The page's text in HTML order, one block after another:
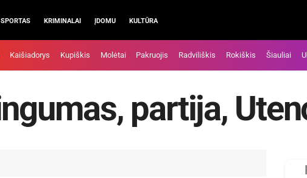
SPORTAS KRIMINALAI ĮDOMU KULTŪRA
Kaišiadorys Kupiškis Molėtai Pakruojis Radviliškis Rokiškis Šiauliai
partija,